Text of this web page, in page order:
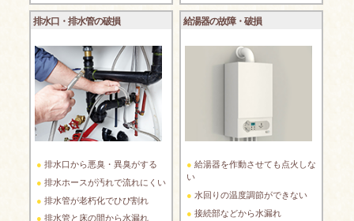
排水口・排水管の破損
排水口から悪臭・異臭がする
排水ホースが汚れで流れにくい
排水管が老朽化でひび割れ
排水管と床の間から水漏れ
給湯器の故障・破損
給湯器を作動させても点火しな
い
水回りの温度調節ができない
接続部などから水漏れ